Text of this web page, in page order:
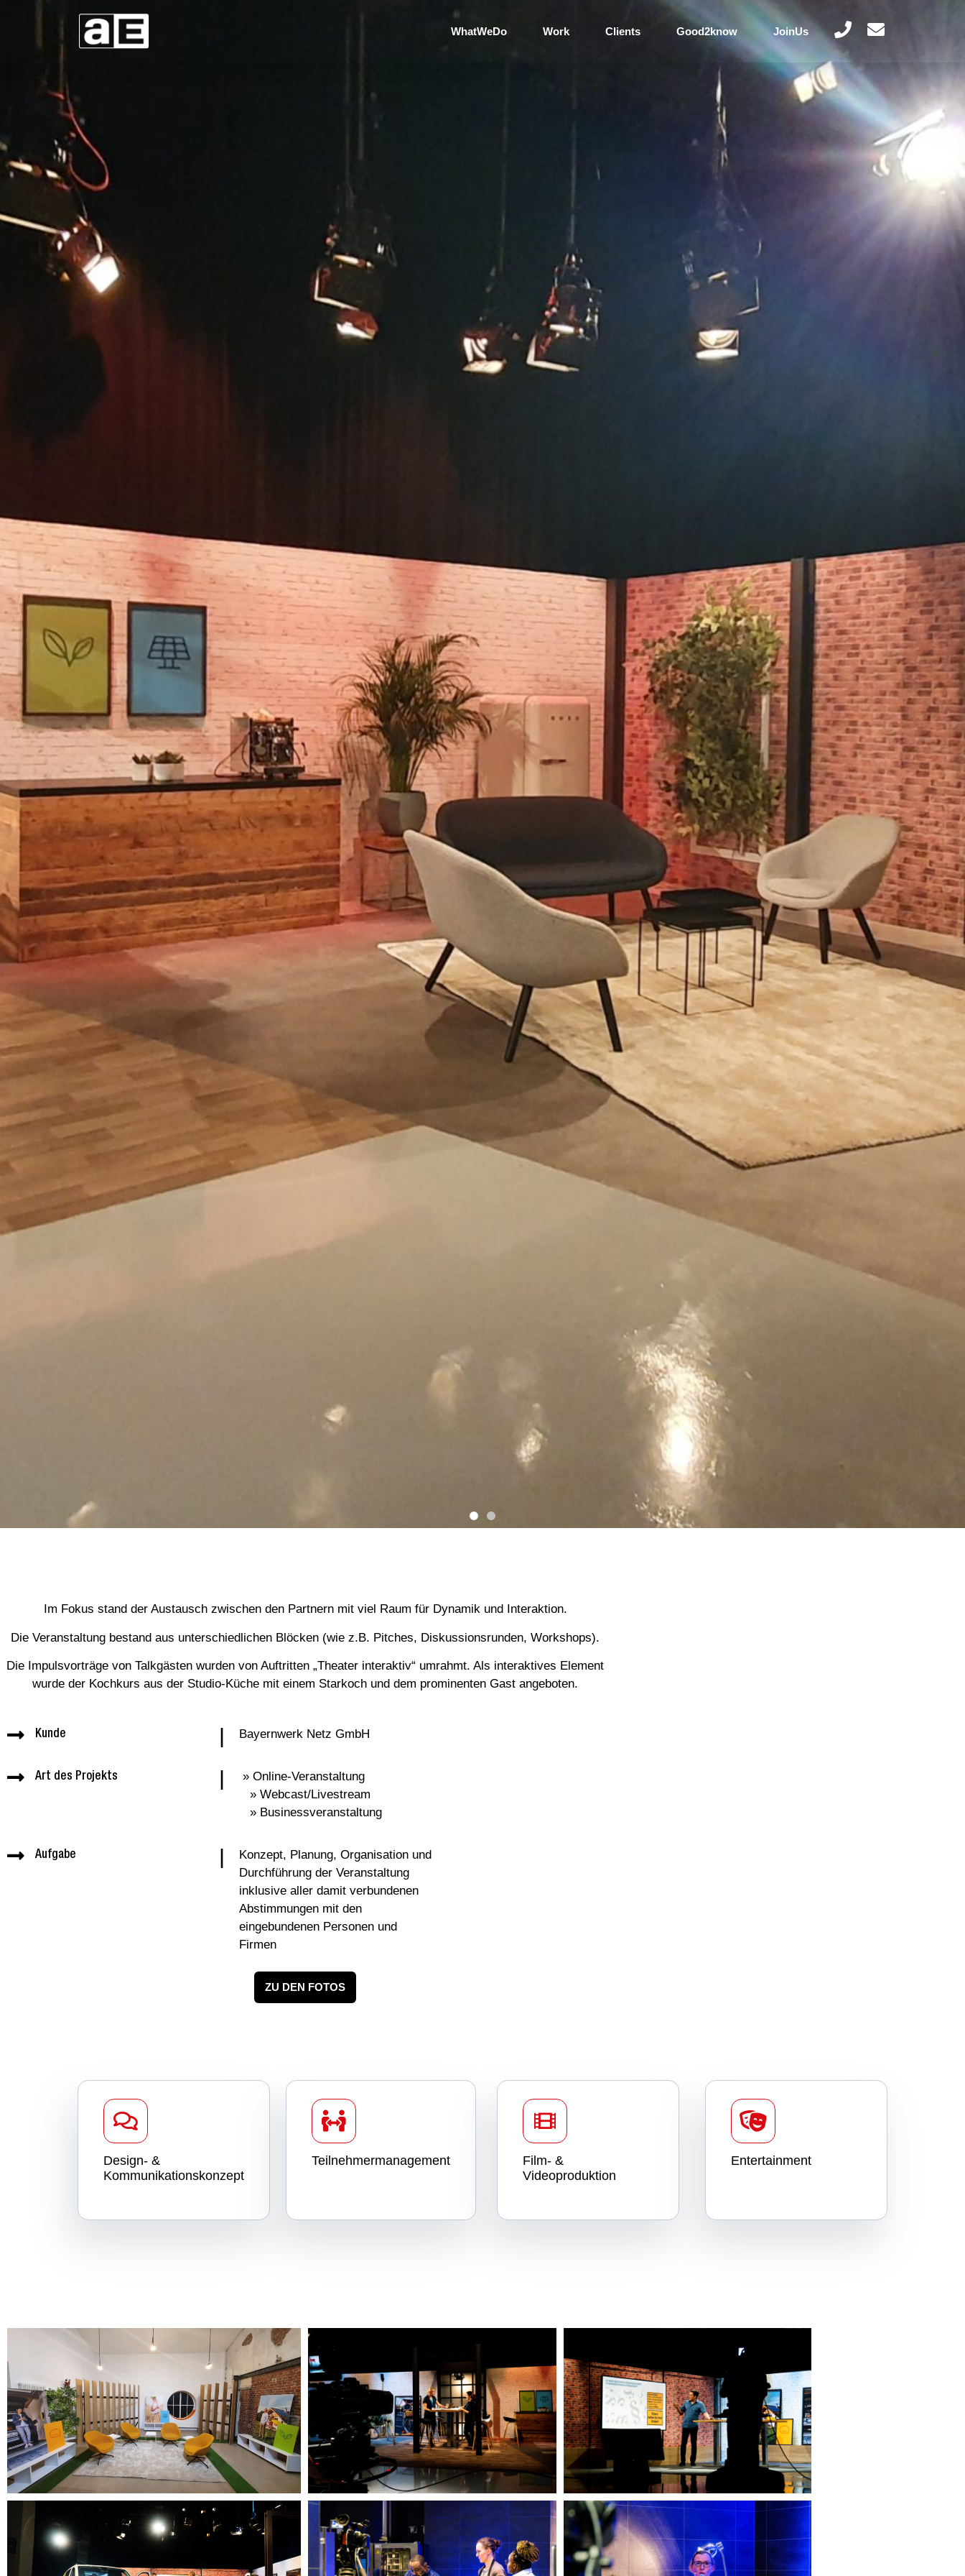
WhatWeDo Work Clients Good2know JoinUs
Im Fokus stand der Austausch zwischen den Partnern mit viel Raum für Dynamik und Interaktion.
Die Veranstaltung bestand aus unterschiedlichen Blöcken (wie z.B. Pitches, Diskussionsrunden, Workshops).
Die Impulsvorträge von Talkgästen wurden von Auftritten „Theater interaktiv“ umrahmt. Als interaktives Element
wurde der Kochkurs aus der Studio-Küche mit einem Starkoch und dem prominenten Gast angeboten.
Kunde | Bayernwerk Netz GmbH
Art des Projekts |
» Online-Veranstaltung
» Webcast/Livestream
» Businessveranstaltung
Aufgabe |
Konzept, Planung, Organisation und
Durchführung der Veranstaltung
inklusive aller damit verbundenen
Abstimmungen mit den
eingebundenen Personen und
Firmen
ZU DEN FOTOS
Design- &
Kommunikationskonzept
Teilnehmermanagement
Film- &
Videoproduktion
Entertainment